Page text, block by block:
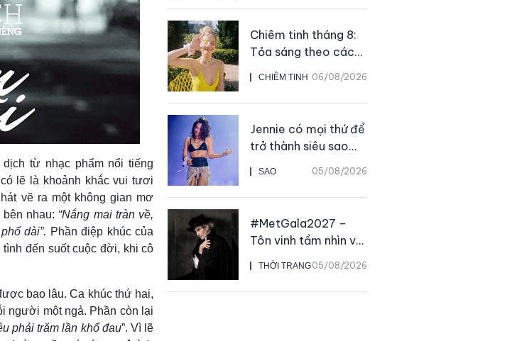
dịch từ nhạc phẩm nổi tiếng
lẽ là khoảnh khắc vui tươi
vẽ ra một không gian mơ
nhau: “Nắng mai tràn về,
dài”. Phần điệp khúc của
đến suốt cuộc đời, khi cô
bao lâu. Ca khúc thứ hai,
người một ngả. Phần còn lại
phải trăm lần khổ đau”. Vì lẽ
CHIÊM TINH 06/08/2026
Chiêm tinh tháng 8:
Tỏa sáng theo cách
của chính mình
SAO 05/08/2026
Jennie có mọi thứ để
trở thành siêu sao
live
THỜI TRANG05/08/2026
#MetGala2027 –
Tôn vinh tầm nhìn và
sức ảnh hưởng sâu
rộng của NTK John
Galliano